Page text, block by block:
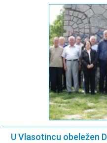
U Vlasotincu obeležen